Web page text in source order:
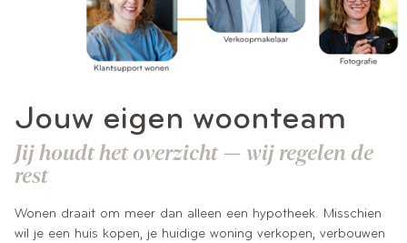
Jouw eigen woonteam
Jij houdt het overzicht — wij regelen de
rest
Wonen draait om meer dan alleen een hypotheek. Misschien
wil je een huis kopen, je huidige woning verkopen, verbouwen